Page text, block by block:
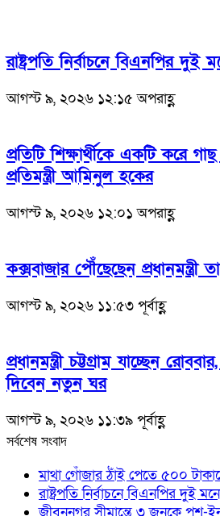
রাষ্ট্রপতি নির্বাচনে বিএনপির দুই
আগস্ট ৯, ২০২৬ ১২:১৫ অপরাহ্ণ
প্রতিটি শিক্ষার্থীকে একটি করে
প্রতিমন্ত্রী আমিনুল হকের
আগস্ট ৯, ২০২৬ ১২:০১ অপরাহ্ণ
কক্সবাজার পৌঁছেছেন প্রধানমন্ত্রী
আগস্ট ৯, ২০২৬ ১১:৫৩ পূর্বাহ্ণ
প্রধানমন্ত্রী চট্টগ্রাম যাচ্ছেন
দিবেন নতুন ঘর
আগস্ট ৯, ২০২৬ ১১:৩৯ পূর্বাহ্ণ
সর্বশেষ সংবাদ
মাথা গোঁজার ঠাঁই পেতে ৫০০
রাষ্ট্রপতি নির্বাচনে বিএনপির দুই